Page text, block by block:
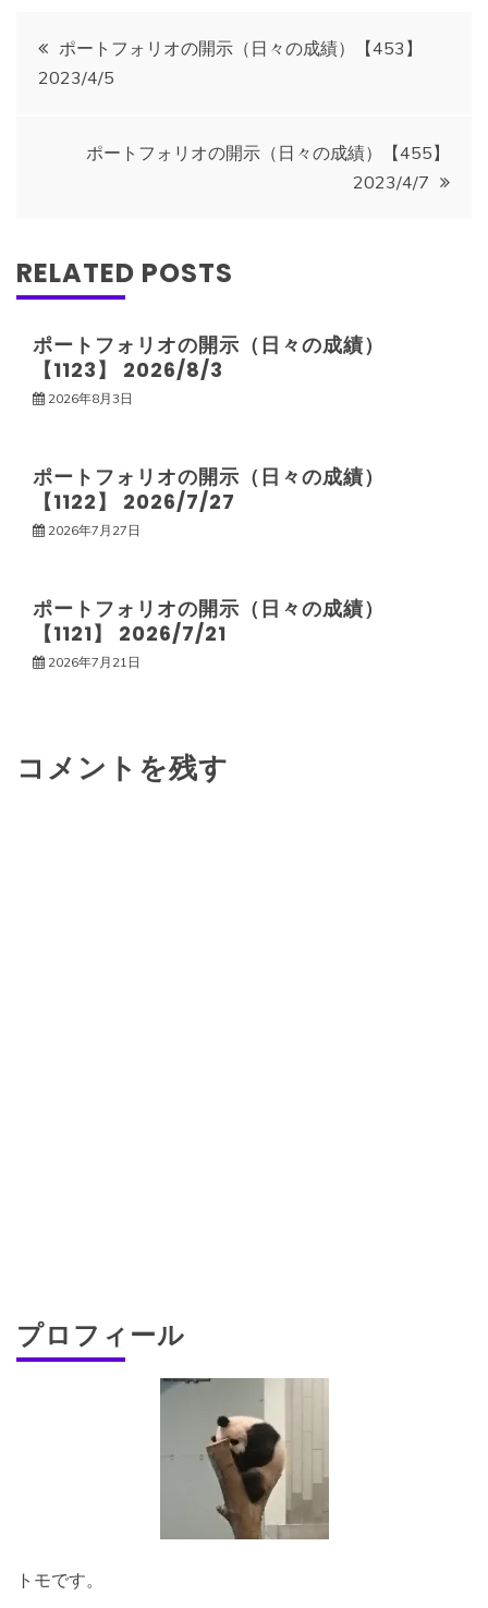
投
稿
ゲ
ー
シ
ン
ポートフォリオの開示（日々の成績）【453】
2023/4/5
ポートフォリオの開示（日々の成績）【455】
2023/4/7
RELATED POSTS
ポートフォリオの開示（日々の成績）
【1123】 2026/8/3
2026年8月3日
ポートフォリオの開示（日々の成績）
【1122】 2026/7/27
2026年7月27日
ポートフォリオの開示（日々の成績）
【1121】 2026/7/21
2026年7月21日
コメントを残す
プロフィール
トモです。